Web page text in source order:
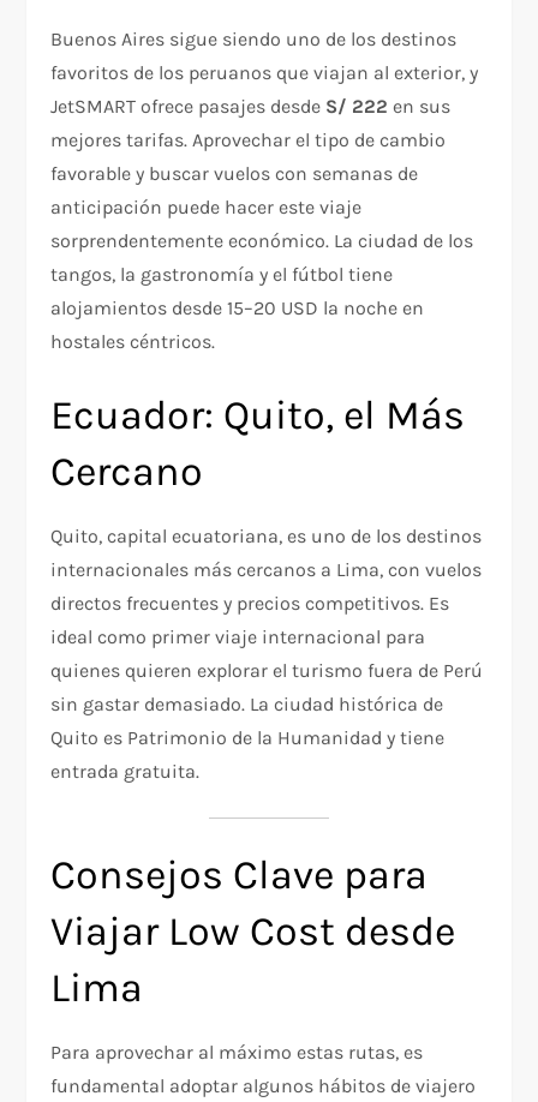
Buenos Aires sigue siendo uno de los destinos
favoritos de los peruanos que viajan al exterior, y
JetSMART ofrece pasajes desde S/ 222 en sus
mejores tarifas. Aprovechar el tipo de cambio
favorable y buscar vuelos con semanas de
anticipación puede hacer este viaje
sorprendentemente económico. La ciudad de los
tangos, la gastronomía y el fútbol tiene
alojamientos desde 15–20 USD la noche en
hostales céntricos.
Ecuador: Quito, el Más
Cercano
Quito, capital ecuatoriana, es uno de los destinos
internacionales más cercanos a Lima, con vuelos
directos frecuentes y precios competitivos. Es
ideal como primer viaje internacional para
quienes quieren explorar el turismo fuera de Perú
sin gastar demasiado. La ciudad histórica de
Quito es Patrimonio de la Humanidad y tiene
entrada gratuita.
Consejos Clave para
Viajar Low Cost desde
Lima
Para aprovechar al máximo estas rutas, es
fundamental adoptar algunos hábitos de viajero